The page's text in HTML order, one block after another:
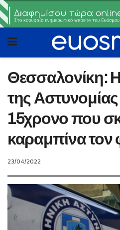
Θεσσαλονίκη:
της Αστυνομίας
15χρονο που
καραμπίνα τον
23/04/2022